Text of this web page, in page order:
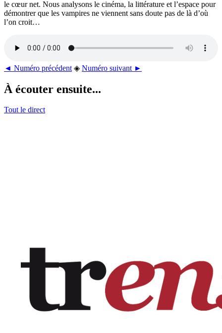
le cœur net. Nous analysons le cinéma, la littérature et l’espace pour
démontrer que les vampires ne viennent sans doute pas de là d’où
l’on croit…
◄ Numéro précédent ◈ Numéro suivant ►
À écouter ensuite...
Tout le direct